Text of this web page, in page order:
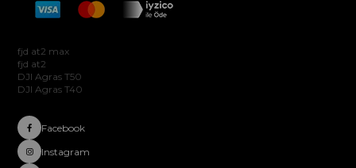
fjd at2 max
fjd at2
DJI Agras T50
DJI Agras T40
Facebook
Instagram